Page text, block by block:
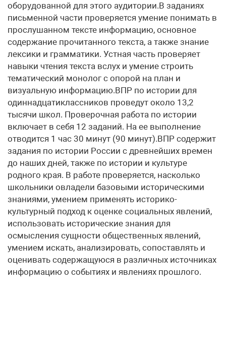
оборудованной для этого аудитории.В заданиях
письменной части проверяется умение понимать в
прослушанном тексте информацию, основное
содержание прочитанного текста, а также знание
лексики и грамматики. Устная часть проверяет
навыки чтения текста вслух и умение строить
тематический монолог с опорой на план и
визуальную информацию.ВПР по истории для
одиннадцатиклассников проведут около 13,2
тысячи школ. Проверочная работа по истории
включает в себя 12 заданий. На ее выполнение
отводится 1 час 30 минут (90 минут).ВПР содержит
задания по истории России с древнейших времен
до наших дней, также по истории и культуре
родного края. В работе проверяется, насколько
школьники овладели базовыми историческими
знаниями, умением применять историко-
культурный подход к оценке социальных явлений,
использовать исторические знания для
осмысления сущности общественных явлений,
умением искать, анализировать, сопоставлять и
оценивать содержащуюся в различных источниках
информацию о событиях и явлениях прошлого.